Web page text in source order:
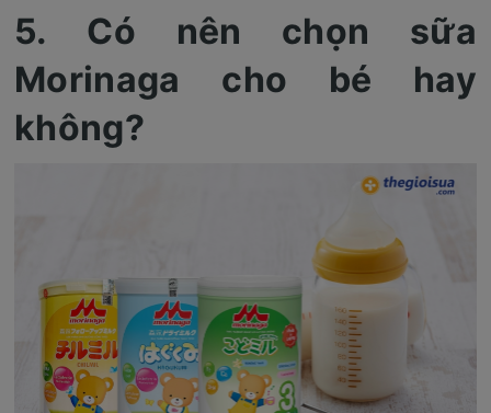
5. Có nên chọn sữa
Morinaga cho bé hay
không?